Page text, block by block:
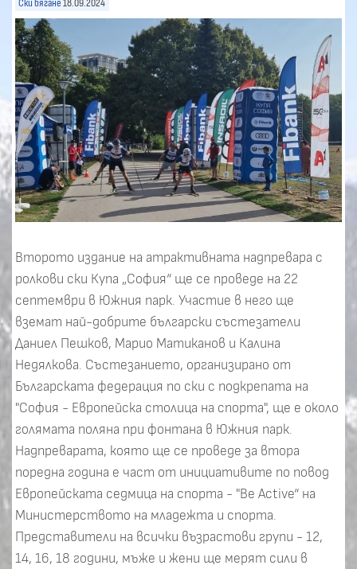
Ски бягане 18.09.2024
Второто издание на атрактивната надпревара с
ролкови ски Купа „София“ ще се проведе на 22
септември в Южния парк. Участие в него ще
вземат най-добрите български състезатели
Даниел Пешков, Марио Матиканов и Калина
Недялкова. Състезанието, организирано от
Българската федерация по ски с подкрепата на
"София - Европейска столица на спорта", ще е около
голямата поляна при фонтана в Южния парк.
Надпреварата, която ще се проведе за втора
поредна година е част от инициативите по повод
Европейската седмица на спорта - "Be Active“ на
Министерството на младежта и спорта.
Представители на всички възрастови групи - 12,
14, 16, 18 години, мъже и жени ще мерят сили в